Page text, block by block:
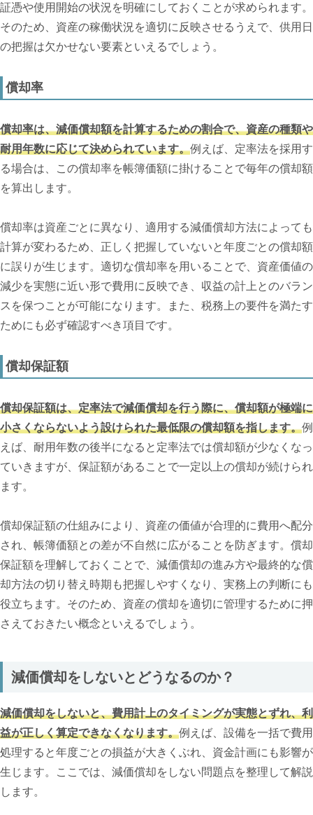
証憑や使用開始の状況を明確にしておくことが求められます。
そのため、資産の稼働状況を適切に反映させるうえで、供用日
の把握は欠かせない要素といえるでしょう。
償却率
償却率は、減価償却額を計算するための割合で、資産の種類や
耐用年数に応じて決められています。例えば、定率法を採用す
る場合は、この償却率を帳簿価額に掛けることで毎年の償却額
を算出します。
償却率は資産ごとに異なり、適用する減価償却方法によっても
計算が変わるため、正しく把握していないと年度ごとの償却額
に誤りが生じます。適切な償却率を用いることで、資産価値の
減少を実態に近い形で費用に反映でき、収益の計上とのバラン
スを保つことが可能になります。また、税務上の要件を満たす
ためにも必ず確認すべき項目です。
償却保証額
償却保証額は、定率法で減価償却を行う際に、償却額が極端に
小さくならないよう設けられた最低限の償却額を指します。例
えば、耐用年数の後半になると定率法では償却額が少なくなっ
ていきますが、保証額があることで一定以上の償却が続けられ
ます。
償却保証額の仕組みにより、資産の価値が合理的に費用へ配分
され、帳簿価額との差が不自然に広がることを防ぎます。償却
保証額を理解しておくことで、減価償却の進み方や最終的な償
却方法の切り替え時期も把握しやすくなり、実務上の判断にも
役立ちます。そのため、資産の償却を適切に管理するために押
さえておきたい概念といえるでしょう。
減価償却をしないとどうなるのか？
減価償却をしないと、費用計上のタイミングが実態とずれ、利
益が正しく算定できなくなります。例えば、設備を一括で費用
処理すると年度ごとの損益が大きくぶれ、資金計画にも影響が
生じます。ここでは、減価償却をしない問題点を整理して解説
します。